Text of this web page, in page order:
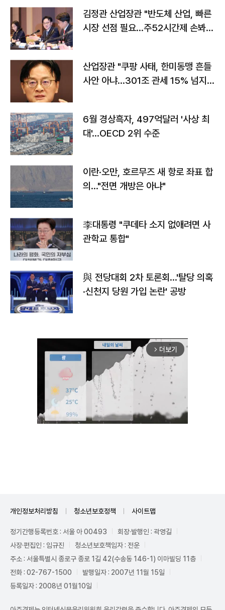
김정관 산업장관 "반도체 산업, 빠른
시장 선점 필요…주52시간제 손봐
산업장관 "쿠팡 사태, 한미동맹 흔들
사안 아냐…301조 관세 15% 넘지
6월 경상흑자, 497억달러 '사상 최
대'…OECD 2위 수준
이란·오만, 호르무즈 새 항로 좌표 합
의…"전면 개방은 아냐"
李대통령 "쿠데타 소지 없애려면 사
관학교 통합"
與 전당대회 2차 토론회…'탈당 의혹
·신천지 당원 가입 논란' 공방
arrow_forward_ios 더보기
개인정보처리방침 청소년보호정책 사이트맵
정기간행등록번호 : 서울 아 00493
회장·발행인 : 곽영길
사장·편집인 : 임규진
청소년보호책임자 : 전운
주소 : 서울특별시 종로구 종로 1길 42(수송동 146-1) 이마빌딩 11층
전화 : 02-767-1500
발행일자 : 2007년 11월 15일
등록일자 : 2008년 01월10일